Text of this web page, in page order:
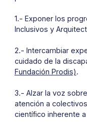
1.- Exponer los
Inclusivos y
2.- Intercambiar
cuidado de la
Fundación Prodis).
3.- Alzar la voz
atención a
científico inherente